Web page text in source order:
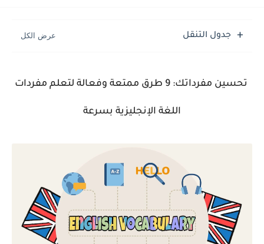
جدول التنقل
تحسين مفرداتك: 9 طرق ممتعة وفعالة لتعلم مفردات
اللغة الإنجليزية بسرعة